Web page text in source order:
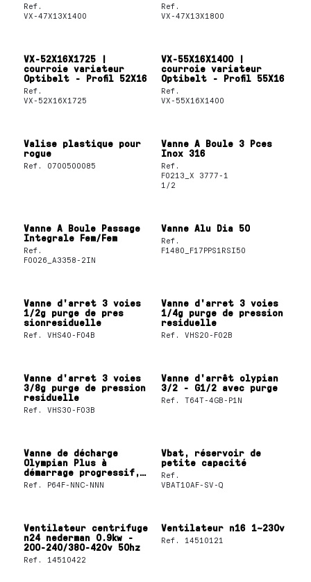
Ref.
VX-47X13X1400
Ref.
VX-47X13X1800
VX-52X16X1725 |
courroie variateur
Optibelt - Profil 52X16
Ref.
VX-52X16X1725
VX-55X16X1400 |
courroie variateur
Optibelt - Profil 55X16
Ref.
VX-55X16X1400
Valise plastique pour
rogue
Ref. 0700500085
Vanne A Boule 3 Pces
Inox 316
Ref.
F0213_X 3777-1
1/2
Vanne A Boule Passage
Integrale Fem/Fem
Ref.
F0026_A3358-2IN
Vanne Alu Dia 50
Ref.
F1480_F17PPS1RSI50
Vanne d'arret 3 voies
1/2g purge de pres
sionresiduelle
Ref.VHS40-F04B
Vanne d'arret 3 voies
1/4g purge de pression
residuelle
Ref. VHS20-F02B
Vanne d'arret 3 voies
3/8g purge de pression
residuelle
Ref.VHS30-F03B
Vanne d'arrêt olypian
3/2 - G1/2 avec purge
Ref. T64T-4GB-P1N
Vanne de décharge
Olympian Plus à
démarrage progressif,
sans embase, 3-10 bar,
Bobine / Ressort
Ref. P64F-NNC-NNN
Vbat, réservoir de
petite capacité
Ref.
VBAT10AF-SV-Q
Ventilateur centrifuge
n24 nederman 0.9kw -
200-240/380-420v 50hz
Ref. 14510422
Ventilateur n16 1~230v
Ref. 14510121